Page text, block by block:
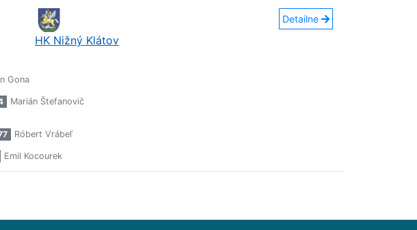
HK Nižný Klátov
Detailne
Gona
Marián Štefanovič
Róbert Vrábeľ
Emil Kocourek